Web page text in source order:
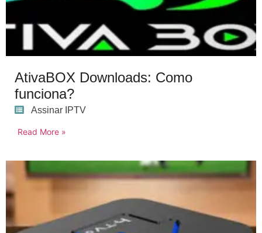
AtivaBOX Downloads: Como
funciona?
Assinar IPTV
Read More »